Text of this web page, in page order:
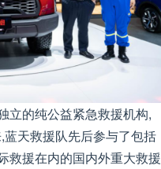
立的纯公益紧急救援机构,
天救援队先后参与了包括
救援在内的国内外重大救援